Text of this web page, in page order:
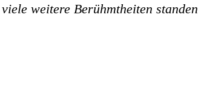
weitere Berühmtheiten standen